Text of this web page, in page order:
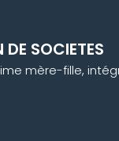
SOCIETES
mère-fille,